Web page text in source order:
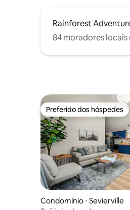
Rainforest
84 moradores
Preferido dos hóspedes
Preferido dos hóspedes
Condomínio ⋅ Sevierville